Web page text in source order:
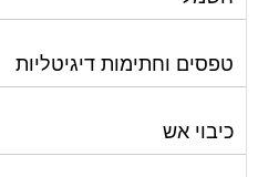
טפסים וחתימות דיגיטליות
כיבוי אש